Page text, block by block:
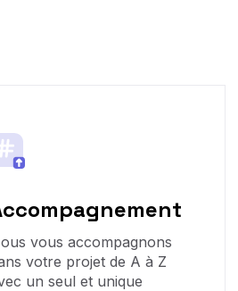
vous accompagnons
votre projet de A à Z
un seul et unique